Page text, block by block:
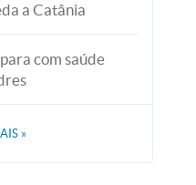
a Catânia
com saúde
»